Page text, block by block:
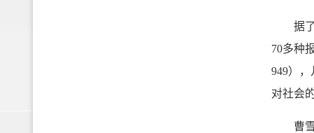
据了
70多种
949）
对社会
曹雪